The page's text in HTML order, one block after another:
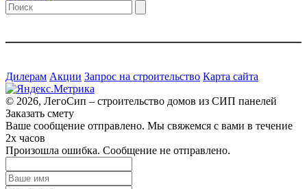
Дилерам Акции Запрос на строительство Карта сайта
© 2026, ЛегоСип – строительство домов из СИП панелей
Заказать смету
Ваше сообщение отправлено. Мы свяжемся с вами в течение
2х часов
Произошла ошибка. Сообщение не отправлено.